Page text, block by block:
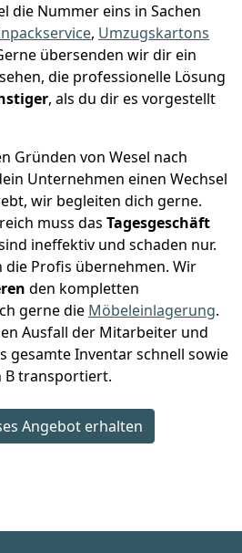
die Nummer eins in Sachen
, Umzugskartons
übersenden wir dir ein
die professionelle Lösung
, als du dir es vorgestellt
Gründen von Wesel nach
Unternehmen einen Wechsel
wir begleiten dich gerne.
muss das Tagesgeschäft
ineffektiv und schaden nur.
Profis übernehmen. Wir
den kompletten
gerne die Möbeleinlagerung.
Ausfall der Mitarbeiter und
gesamte Inventar schnell sowie
B transportiert.
Angebot erhalten